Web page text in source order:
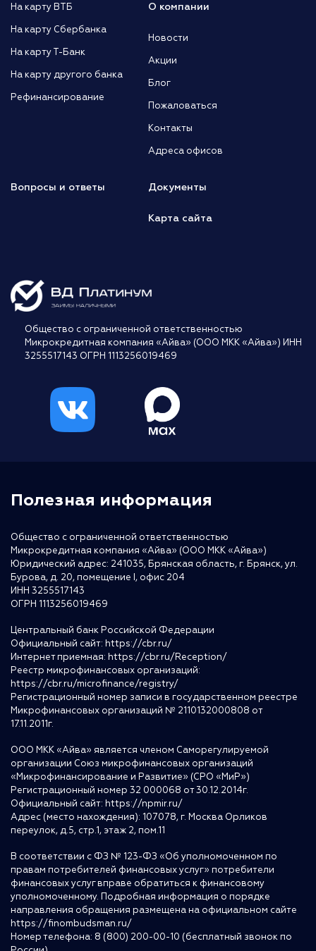
На карту ВТБ
На карту Сбербанка
На карту Т-Банк
На карту другого банка
Рефинансирование
О компании
Новости
Акции
Блог
Пожаловаться
Контакты
Адреса офисов
Вопросы и ответы Документы
Карта сайта
Общество с ограниченной ответственностью
Микрокредитная компания «Айва» (ООО МКК «Айва») ИНН
3255517143 ОГРН 1113256019469
Полезная информация
Общество с ограниченной ответственностью
Микрокредитная компания «Айва» (ООО МКК «Айва»)
Юридический адрес: 241035, Брянская область, г. Брянск, ул.
Бурова, д. 20, помещение I, офис 204
ИНН 3255517143
ОГРН 1113256019469
Центральный банк Российской Федерации
Официальный сайт: https://cbr.ru/
Интернет приемная: https://cbr.ru/Reception/
Реестр микрофинансовых организаций:
https://cbr.ru/microfinance/registry/
Регистрационный номер записи в государственном реестре
Микрофинансовых организаций № 2110132000808 от
17.11.2011г.
ООО МКК «Айва» является членом Саморегулируемой
организации Союз микрофинансовых организаций
«Микрофинансирование и Развитие» (СРО «МиР»)
Регистрационный номер 32 000068 от 30.12.2014г.
Официальный сайт: https://npmir.ru/
Адрес (место нахождения): 107078, г. Москва Орликов
переулок, д.5, стр.1, этаж 2, пом.11
В соответствии с ФЗ № 123-ФЗ «Об уполномоченном по
правам потребителей финансовых услуг» потребители
финансовых услуг вправе обратиться к финансовому
уполномоченному. Подробная информация о порядке
направления обращения размещена на официальном сайте
https://finombudsman.ru/
Номер телефона: 8 (800) 200-00-10 (бесплатный звонок по